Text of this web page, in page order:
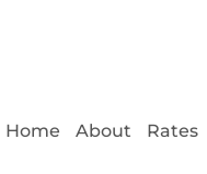
Home About Rates